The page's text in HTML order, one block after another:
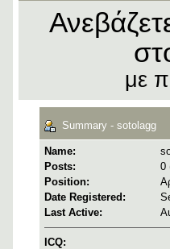
με
Summary - sotolagg
Name:
Posts:
0
Position:
Date Registered:
Last Active:
ICQ: